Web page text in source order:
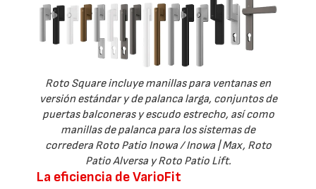
Roto Square incluye manillas para ventanas en
versión estándar y de palanca larga, conjuntos de
puertas balconeras y escudo estrecho, así como
manillas de palanca para los sistemas de
corredera Roto Patio Inowa / Inowa | Max, Roto
Patio Alversa y Roto Patio Lift.
La eficiencia de VarioFit